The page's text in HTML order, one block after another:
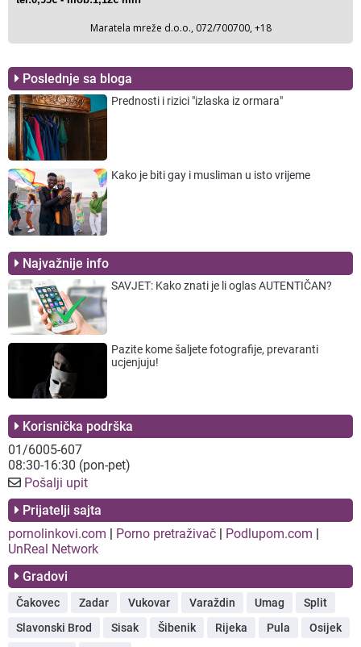
Poslednje sa bloga
Prednosti i rizici "izlaska iz ormara"
Kako je biti gay i musliman u isto vrijeme
Najvažnije info
SAVJET: Kako znati je li oglas AUTENTIČAN?
Pazite kome šaljete fotografije, prevaranti
ucjenjuju!
Korisnička podrška
01/6005-607
08:30-16:30 (pon-pet)
Pošalji upit
Prijatelji sajta
pornolinkovi.com
Porno pretraživač Podlupom.com
UnReal Network
Gradovi
Čakovec Zadar Vukovar Varaždin Umag
Split
Slavonski Brod
Sisak Šibenik Rijeka Pula
Osijek